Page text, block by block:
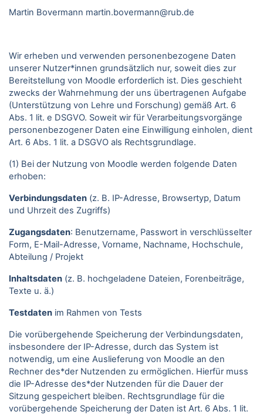
Martin Bovermann martin.bovermann@rub.de
Wir erheben und verwenden personenbezogene Daten
unserer Nutzer*innen grundsätzlich nur, soweit dies zur
Bereitstellung von Moodle erforderlich ist. Dies geschieht
zwecks der Wahrnehmung der uns übertragenen Aufgabe
(Unterstützung von Lehre und Forschung) gemäß Art. 6
Abs. 1 lit. e DSGVO. Soweit wir für Verarbeitungsvorgänge
personenbezogener Daten eine Einwilligung einholen, dient
Art. 6 Abs. 1 lit. a DSGVO als Rechtsgrundlage.
(1) Bei der Nutzung von Moodle werden folgende Daten
erhoben:
Verbindungsdaten (z. B. IP-Adresse, Browsertyp, Datum
und Uhrzeit des Zugriffs)
Zugangsdaten: Benutzername, Passwort in verschlüsselter
Form, E-Mail-Adresse, Vorname, Nachname, Hochschule,
Abteilung / Projekt
Inhaltsdaten (z. B. hochgeladene Dateien, Forenbeiträge,
Texte u. ä.)
Testdaten im Rahmen von Tests
Die vorübergehende Speicherung der Verbindungsdaten,
insbesondere der IP-Adresse, durch das System ist
notwendig, um eine Auslieferung von Moodle an den
Rechner des*der Nutzenden zu ermöglichen. Hierfür muss
die IP-Adresse des*der Nutzenden für die Dauer der
Sitzung gespeichert bleiben. Rechtsgrundlage für die
vorübergehende Speicherung der Daten ist Art. 6 Abs. 1 lit.